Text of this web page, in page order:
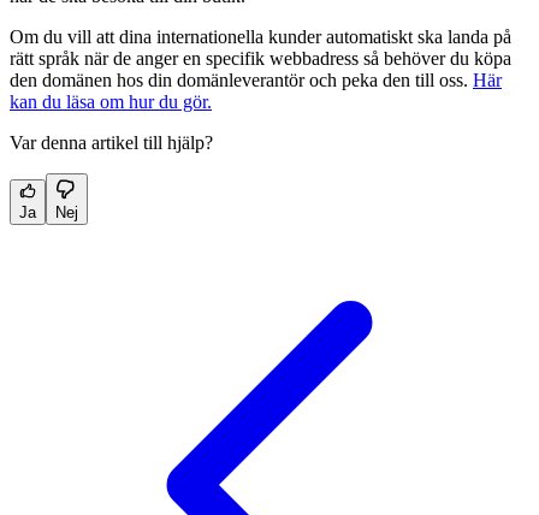
Om du vill att dina internationella kunder automatiskt ska landa på
rätt språk när de anger en specifik webbadress så behöver du köpa
den domänen hos din domänleverantör och peka den till oss. Här
kan du läsa om hur du gör.
Var denna artikel till hjälp?
Ja Nej